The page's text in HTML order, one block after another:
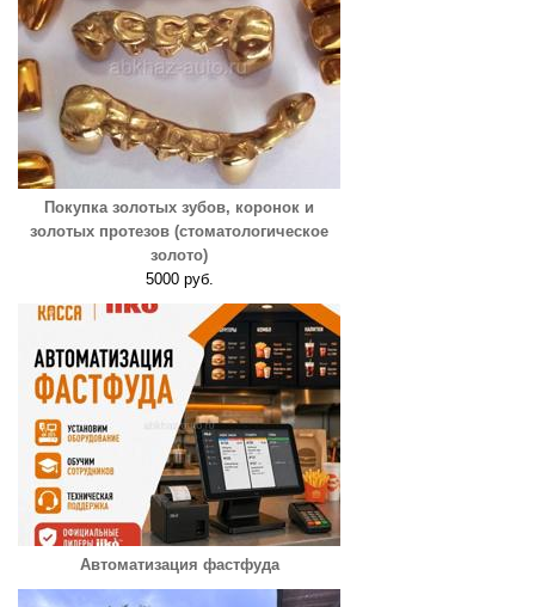
Покупка золотых зубов, коронок и
золотых протезов (стоматологическое
золото)
5000 руб.
Автоматизация фастфуда